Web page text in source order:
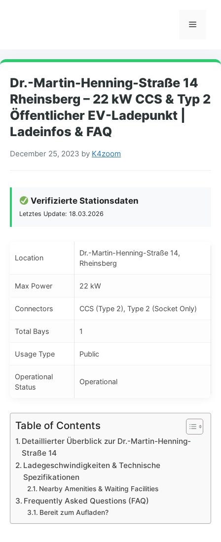
Menu
Dr.-Martin-Henning-Straße 14
Rheinsberg – 22 kW CCS & Typ 2
Öffentlicher EV-Ladepunkt |
Ladeinfos & FAQ
December 25, 2023 by K4zoom
Verifizierte Stationsdaten
Letztes Update: 18.03.2026
Location
Dr.-Martin-Henning-Straße 14,
Rheinsberg
Max Power 22 kW
Connectors CCS (Type 2), Type 2 (Socket Only)
Total Bays 1
Usage Type Public
Operational
Status
Operational
Table of Contents
Detaillierter Überblick zur Dr.-Martin-Henning-
Straße 14
Ladegeschwindigkeiten & Technische
Spezifikationen
Nearby Amenities & Waiting Facilities
Frequently Asked Questions (FAQ)
Bereit zum Aufladen?